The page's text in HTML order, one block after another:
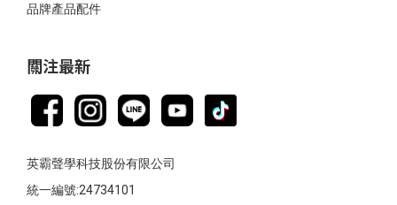
品牌產品配件
關注最新
英霸聲學科技股份有限公司
統一編號:24734101